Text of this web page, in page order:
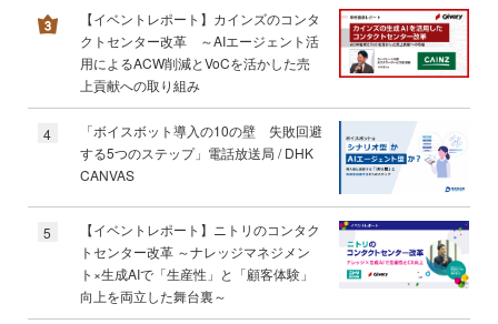
【イベントレポート】カインズのコンタ
クトセンター改革 ～AIエージェント活
用によるACW削減とVoCを活かした売
上貢献への取り組み
4
「ボイスボット導入の10の壁 失敗回避
する5つのステップ」電話放送局 / DHK
CANVAS
5
【イベントレポート】ニトリのコンタク
トセンター改革 ～ナレッジマネジメン
ト×生成AIで「生産性」と「顧客体験」
向上を両立した舞台裏～